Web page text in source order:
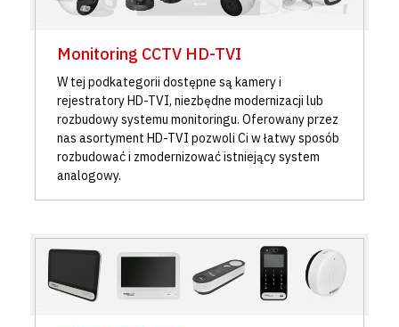
Monitoring CCTV HD-TVI
W tej podkategorii dostępne są kamery i
rejestratory HD-TVI, niezbędne modernizacji lub
rozbudowy systemu monitoringu. Oferowany przez
nas asortyment HD-TVI pozwoli Ci w łatwy sposób
rozbudować i zmodernizować istniejący system
analogowy.